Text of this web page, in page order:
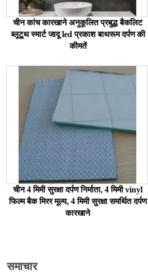
चीन कांच कारखाने अनुकूलित प्रबुद्ध बैकलिट
ब्लूटूथ स्मार्ट जादू led प्रकाश बाथरूम दर्पण की
कीमतें
चीन 4 मिमी सुरक्षा दर्पण निर्माता, 4 मिमी vinyl
फिल्म बैक मिरर मूल्य, 4 मिमी सुरक्षा समर्थित दर्पण
कारखाने
समाचार